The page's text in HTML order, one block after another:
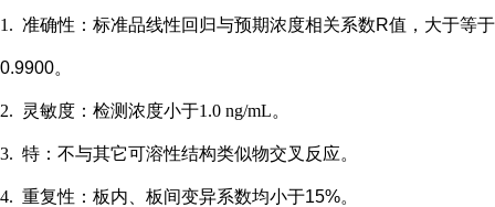
1. 准确性：标准品线性回归与预期浓度相关系数R值，大于等于
0.9900。
2. 灵敏度：检测浓度小于1.0 ng/mL。
3. 特：不与其它可溶性结构类似物交叉反应。
4. 重复性：板内、板间变异系数均小于15%。